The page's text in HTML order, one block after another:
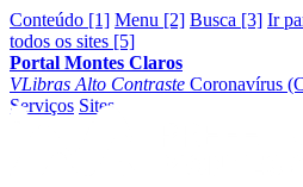
Conteúdo [1] Menu [2] Busca [3] Ir
todos os sites [5]
Portal Montes Claros
VLibras Alto Contraste Coronavírus
Serviços Sites